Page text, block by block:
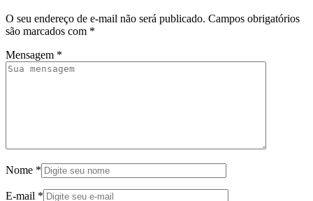
O seu endereço de e-mail não será publicado. Campos obrigatórios
são marcados com *
Mensagem *
Nome *
E-mail *